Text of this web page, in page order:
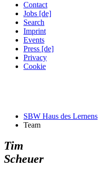
Contact
Jobs [de]
Search
Imprint
Events
Press [de]
Privacy
Cookie
SBW Haus des Lernens
Team
Tim
Scheuer